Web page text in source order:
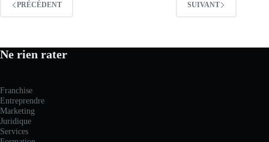
PRÉCÉDENT SUIVANT
Ne rien rater
Franchise
Entreprendre
Marketing
Juridique
Services